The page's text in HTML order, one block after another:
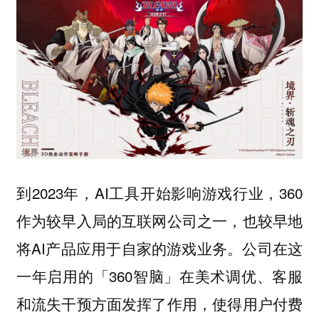
到2023年，AI工具开始影响游戏行业，360
作为较早入局的互联网公司之一，也较早地
将AI产品应用于自家的游戏业务。公司在这
一年启用的「360智脑」在美术调优、客服
和流失干预方面发挥了作用，使得用户付费